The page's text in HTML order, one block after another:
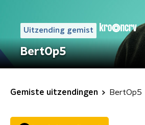
Uitzending gemist
BertOp5
Gemiste uitzendingen BertOp5